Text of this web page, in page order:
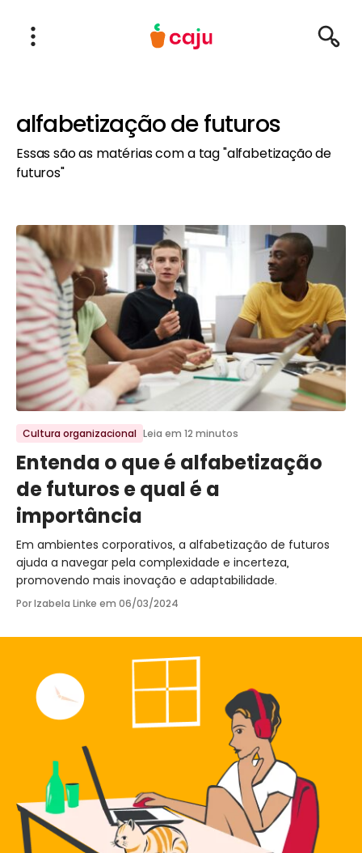
Menu Principal
Abrir Menu
alfabetização de futuros
Essas são as matérias com a tag "alfabetização de
futuros"
Cultura organizacional Leia em 12 minutos
Entenda o que é alfabetização
de futuros e qual é a
importância
Em ambientes corporativos, a alfabetização de futuros
ajuda a navegar pela complexidade e incerteza,
promovendo mais inovação e adaptabilidade.
Por Izabela Linke em 06/03/2024